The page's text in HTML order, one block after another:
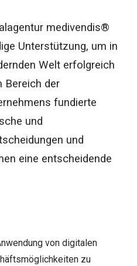
medivendis®
Unterstützung, um in
Welt erfolgreich
Bereich der
fundierte
und
und
eine entscheidende
von digitalen
zu